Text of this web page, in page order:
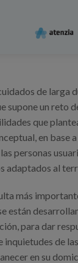
de larga
supone un reto
que
en base
personas
adaptados al
más
están
para dar
inquietudes de
en su